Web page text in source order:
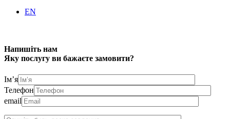
EN
Напишіть нам
Яку послугу ви бажаєте замовити?
Ім’я
Телефон
email